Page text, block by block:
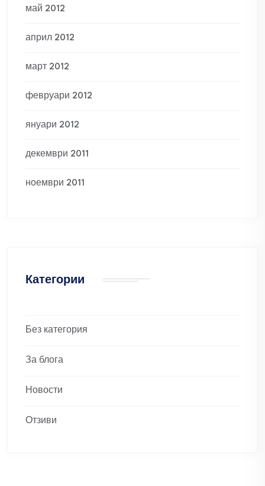
май 2012
април 2012
март 2012
февруари 2012
януари 2012
декември 2011
ноември 2011
Категории
Без категория
За блога
Новости
Отзиви